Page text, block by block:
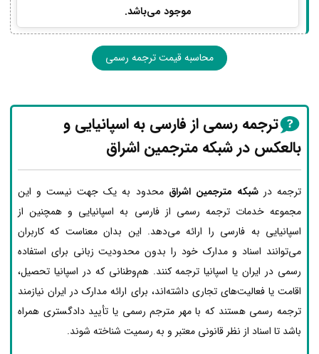
موجود می‌باشد.
محاسبه قیمت ترجمه رسمی
ترجمه رسمی از فارسی به اسپانیایی و
بالعکس در شبکه مترجمین اشراق
ترجمه درشبکه مترجمین اشراق محدود به یک جهت نیست و این
مجموعه خدمات ترجمه رسمی از فارسی به اسپانیایی و همچنین از
اسپانیایی به فارسی را ارائه می‌دهد. این بدان معناست که کاربران
می‌توانند اسناد و مدارک خود را بدون محدودیت زبانی برای استفاده
رسمی در ایران یا اسپانیا ترجمه کنند. هم‌وطنانی که در اسپانیا تحصیل،
اقامت یا فعالیت‌های تجاری داشته‌اند، برای ارائه مدارک در ایران نیازمند
ترجمه رسمی هستند که با مهر مترجم رسمی یا تأیید دادگستری همراه
باشد تا اسناد از نظر قانونی معتبر و به رسمیت شناخته شوند.